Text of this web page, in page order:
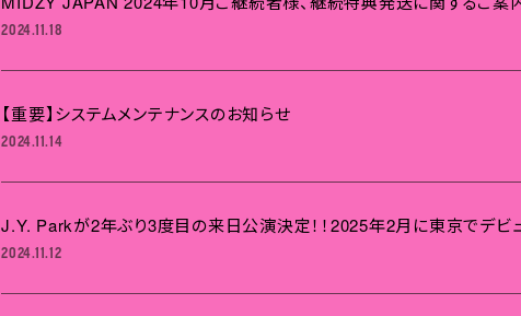
2024.11.18
【重要】システムメンテナンスのお知らせ
2024.11.14
J.Y. Parkが2年ぶり3度目の来日公演決定！！2025年2月に東京でデビ
2024.11.12